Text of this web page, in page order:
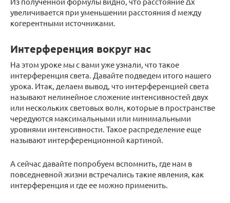
увеличивается при уменьшении расстояния d между
когерентными источниками.
Интерференция вокруг нас
На этом уроке мы с вами уже узнали, что такое
интерференция света. Давайте подведем итого нашего
урока. Итак, делаем вывод, что интерференцией света
называют нелинейное сложение интенсивностей двух
или нескольких световых волн, которые в пространстве
чередуются максимальными или минимальными
уровнями интенсивности. Такое распределение еще
называют интерференционной картиной.
А сейчас давайте попробуем вспомнить, где нам в
повседневной жизни встречались такие явления, как
интерференция и где ее можно применить.